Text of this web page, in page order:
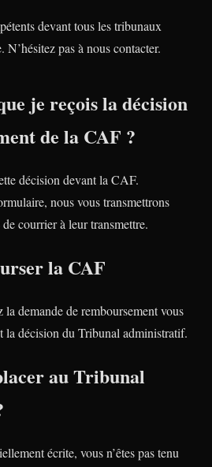
devant tous les tribunaux
pas à nous contacter.
je reçois la décision
de la CAF ?
décision devant la CAF.
nous vous transmettrons
courrier à leur transmettre.
la CAF
la demande de remboursement vous
la décision du Tribunal administratif.
au Tribunal
écrite, vous n’êtes pas tenu